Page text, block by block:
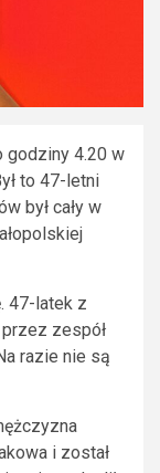
godziny 4.20 w
to 47-letni
był cały w
47-latek z
zespół
razie nie są
i został